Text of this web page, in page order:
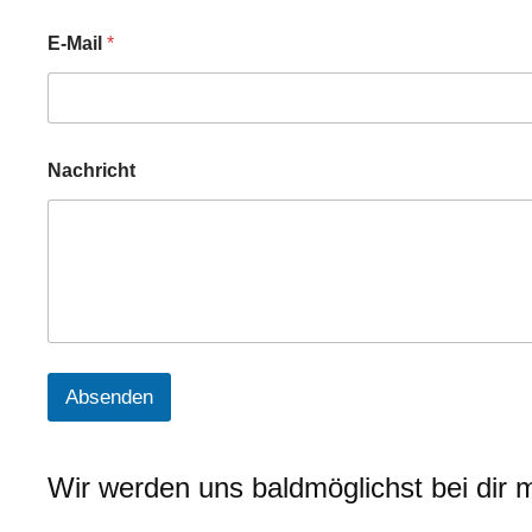
a
m
c
h
r
a
E-Mail *
Nachricht
Absenden
Wir werden uns baldmöglichst bei dir